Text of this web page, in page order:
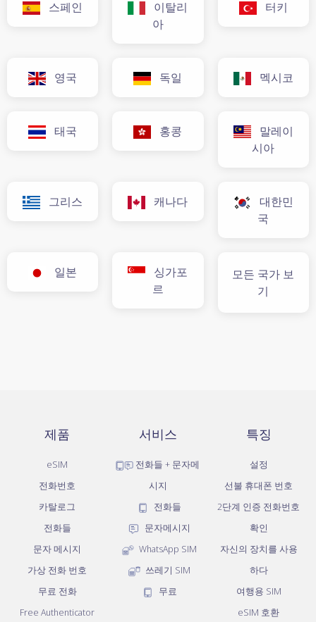
스페인
이탈리
아
터키
영국 독일 멕시코
태국 홍콩
말레이
시아
그리스 캐나다
대한민
국
일본
싱가포
르
모든 국가 보
기
제품
eSIM
전화번호
카탈로그
전화들
문자 메시지
가상 전화 번호
무료 전화
Free Authenticator
서비스
전화들 + 문자메
시지
전화들
문자메시지
WhatsApp SIM
쓰레기 SIM
무료
특징
설정
선불 휴대폰 번호
2단계 인증 전화번호
확인
자신의 장치를 사용
하다
여행용 SIM
eSIM 호환